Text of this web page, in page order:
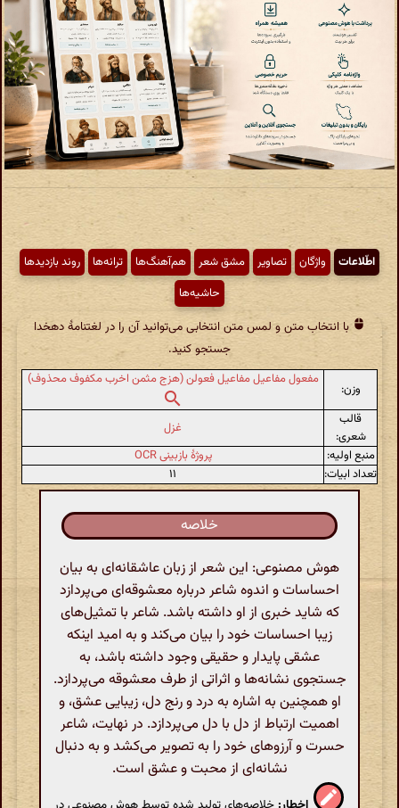
اطّلاعات واژگان تصاویر مشق شعر هم‌آهنگ‌ها ترانه‌ها
روند بازدیدها
حاشیه‌ها
با انتخاب متن و لمس متن انتخابی می‌توانید آن را در لغتنامهٔ دهخدا
جستجو کنید.
وزن:
مفعول مفاعیل مفاعیل فعولن (هزج مثمن اخرب مکفوف محذوف)
قالب
شعری:
غزل
منبع اولیه:
پروژهٔ بازبینی OCR
تعداد ابیات:
۱۱
خلاصه
هوش مصنوعی: این شعر از زبان عاشقانه‌ای به بیان
احساسات و اندوه شاعر درباره معشوقه‌ای می‌پردازد
که شاید خبری از او داشته باشد. شاعر با تمثیل‌های
زیبا احساسات خود را بیان می‌کند و به امید اینکه
عشقی پایدار و حقیقی وجود داشته باشد، به
جستجوی نشانه‌ها و اثراتی از طرف معشوقه می‌پردازد.
او همچنین به اشاره به درد و رنج دل، زیبایی عشق، و
اهمیت ارتباط از دل با دل می‌پردازد. در نهایت، شاعر
حسرت و آرزوهای خود را به تصویر می‌کشد و به دنبال
نشانه‌ای از محبت و عشق است.